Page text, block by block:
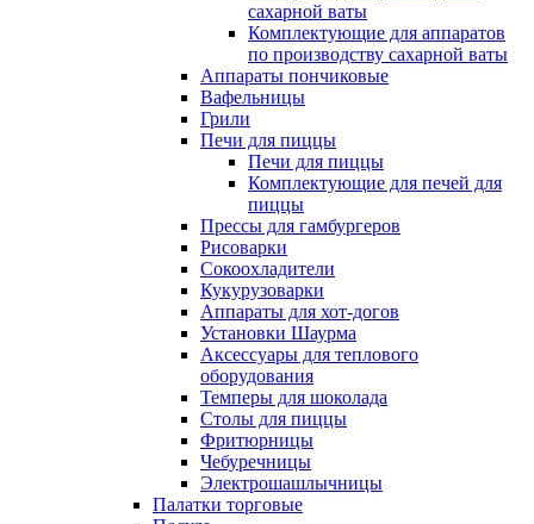
сахарной ваты
Комплектующие для аппаратов
по производству сахарной ваты
Аппараты пончиковые
Вафельницы
Грили
Печи для пиццы
Печи для пиццы
Комплектующие для печей для
пиццы
Прессы для гамбургеров
Рисоварки
Сокоохладители
Кукурузоварки
Аппараты для хот-догов
Установки Шаурма
Аксессуары для теплового
оборудования
Темперы для шоколада
Столы для пиццы
Фритюрницы
Чебуречницы
Электрошашлычницы
Палатки торговые